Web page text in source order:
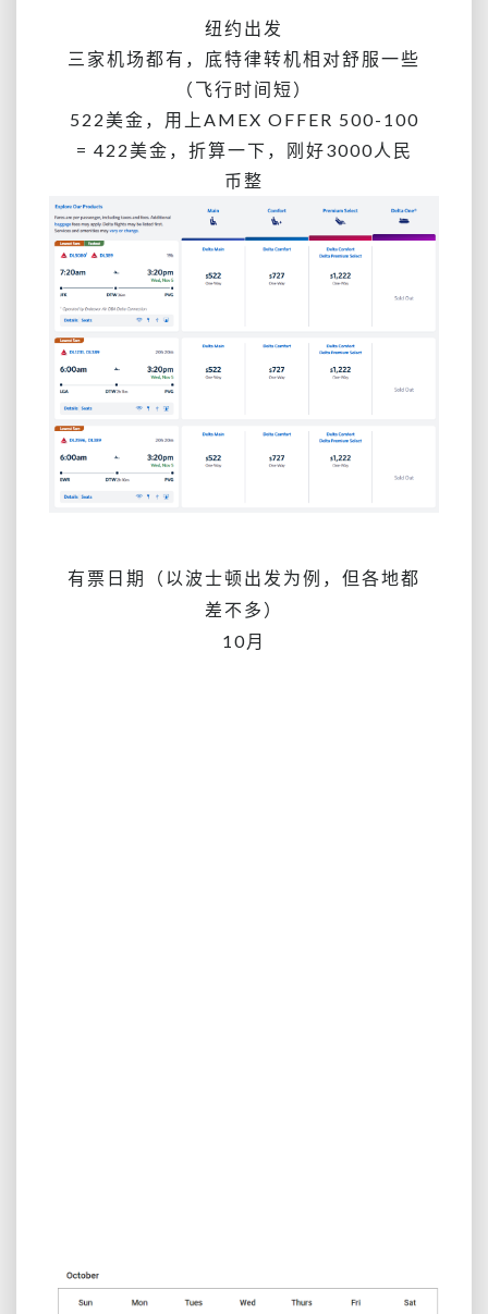
纽约出发
三家机场都有，底特律转机相对舒服一些
（飞行时间短）
522美金，用上AMEX OFFER 500-100
= 422美金，折算一下，刚好3000人民
币整
有票日期（以波士顿出发为例，但各地都
差不多）
10月